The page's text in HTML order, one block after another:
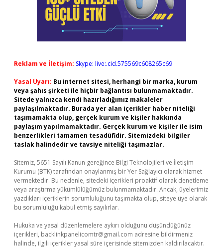
Reklam ve İletişim: Skype: live:.cid.575569c608265c69
Yasal Uyarı: Bu internet sitesi, herhangi bir marka, kurum
veya şahıs şirketi ile hiçbir bağlantısı bulunmamaktadır.
Sitede yalnızca kendi hazırladığımız makaleler
paylaşılmaktadır. Burada yer alan içerikler haber niteliği
taşımamakta olup, gerçek kurum ve kişiler hakkında
paylaşım yapılmamaktadır. Gerçek kurum ve kişiler ile isim
benzerlikleri tamamen tesadüfidir. Sitemizdeki bilgiler
taslak halindedir ve tavsiye niteliği taşımazlar.
Sitemiz, 5651 Sayılı Kanun gereğince Bilgi Teknolojileri ve İletişim
Kurumu (BTK) tarafından onaylanmış bir Yer Sağlayıcı olarak hizmet
vermektedir. Bu nedenle, sitedeki içerikleri proaktif olarak denetleme
veya araştırma yükümlülüğümüz bulunmamaktadır. Ancak, üyelerimiz
yazdıkları içeriklerin sorumluluğunu taşımakta olup, siteye üye olarak
bu sorumluluğu kabul etmiş sayılırlar.
Hukuka ve yasal düzenlemelere aykırı olduğunu düşündüğünüz
içerikleri, backlinkpanelicomtr@gmail.com adresine bildirmeniz
halinde, ilgili içerikler yasal süre içerisinde sitemizden kaldırılacaktır.